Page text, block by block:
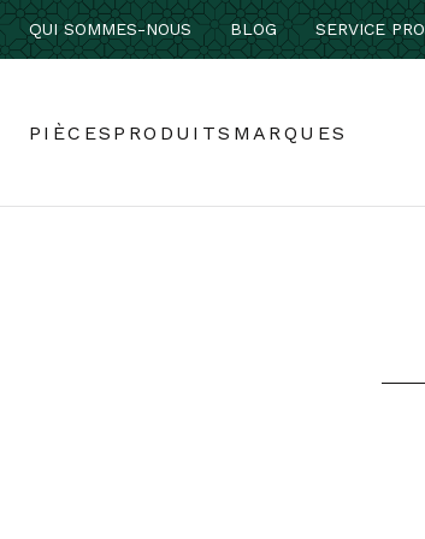
QUI SOMMES-NOUS BLOG SERVICE PRO
PIÈCES PRODUITS MARQUES